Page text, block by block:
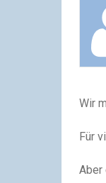
Wir
Für
Aber